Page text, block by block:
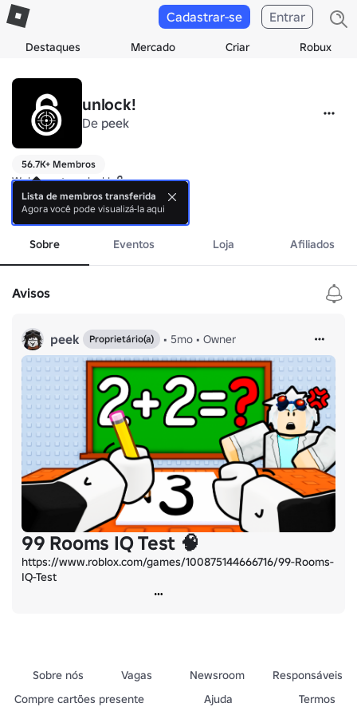
Destaques Mercado Criar Robux
Cadastrar-se Entrar
unlock!
De peek
56.7K+ Membros
Welcome to unlock! 🔓
Play our games below ⬇️⬇️
mais
Sobre Eventos Loja Afiliados
Avisos
peek Proprietário(a) • 5mo • Owner
99 Rooms IQ Test 🧠
https://www.roblox.com/games/100875144666716/99-Rooms-
IQ-Test
Sobre nós Vagas Newsroom
Responsáveis
Compre cartões presente
Ajuda Termos
Lista de membros transferida
Agora você pode visualizá-la aqui